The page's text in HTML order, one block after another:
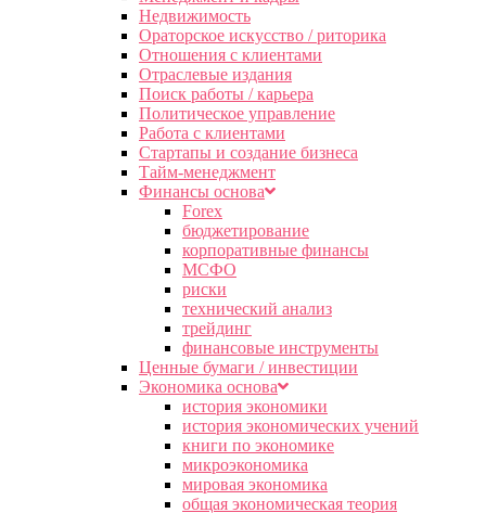
Недвижимость
Ораторское искусство / риторика
Отношения с клиентами
Отраслевые издания
Поиск работы / карьера
Политическое управление
Работа с клиентами
Стартапы и создание бизнеса
Тайм-менеджмент
Финансы основа
Forex
бюджетирование
корпоративные финансы
МСФО
риски
технический анализ
трейдинг
финансовые инструменты
Ценные бумаги / инвестиции
Экономика основа
история экономики
история экономических учений
книги по экономике
микроэкономика
мировая экономика
общая экономическая теория